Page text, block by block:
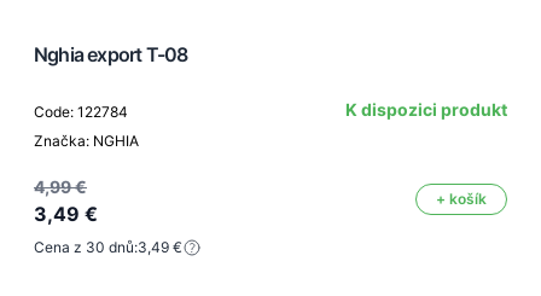
Nghia export T-08
Code: 122784
Značka: NGHIA
K dispozici produkt
4,99 €
3,49 €
+ košík
Cena z 30 dnů:3,49 €